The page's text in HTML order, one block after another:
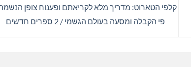
קלפי הטארוט: מדריך מלא לקריאתם ופענוח צופן
פי הקבלה ומסעה בעולם הגשמי / 2 ספרים חדשים